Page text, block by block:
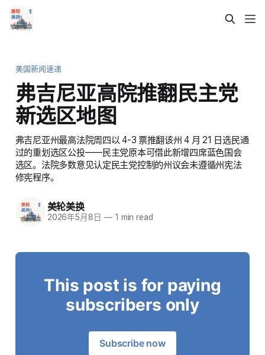
美国新闻速递
弗吉尼亚高院推翻民主党
新选区地图
弗吉尼亚州最高法院周四以 4-3 票推翻该州 4 月 21 日选民通
过的重划选区公投——民主党原本可借此新增四席蓝色国会
选区。法院多数意见认定民主党控制的州议会未遵循州宪法
修宪程序。
美轮美换
2026年5月8日 —1 min read
This post is for paying
subscribers only
Subscribe now